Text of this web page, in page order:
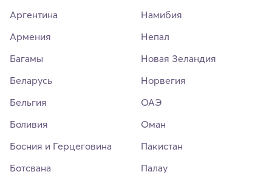
Аргентина
Армения
Багамы
Беларусь
Бельгия
Боливия
Босния и Герцеговина
Ботсвана
Намибия
Непал
Новая Зеландия
Норвегия
ОАЭ
Оман
Пакистан
Палау